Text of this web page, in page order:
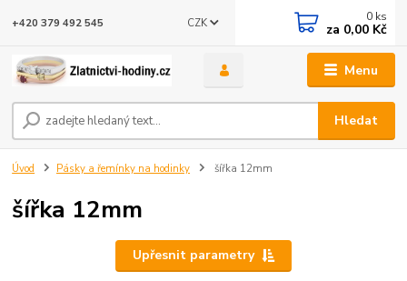
Menu
CZK
Hledat
+420 379 492 545 0 ks
za 0,00 Kč
Úvod Pásky a řemínky na hodinky šířka 12mm
šířka 12mm
Upřesnit parametry